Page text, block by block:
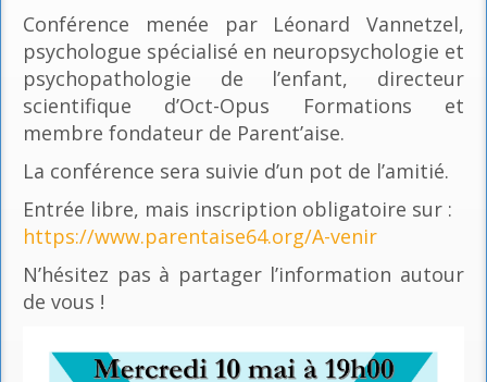
Conférence menée par Léonard Vannetzel,
psychologue spécialisé en neuropsychologie et
psychopathologie de l’enfant, directeur
scientifique d’Oct-Opus Formations et
membre fondateur de Parent’aise.
La conférence sera suivie d’un pot de l’amitié.
Entrée libre, mais inscription obligatoire sur :
https://www.parentaise64.org/A-venir
N’hésitez pas à partager l’information autour
de vous !